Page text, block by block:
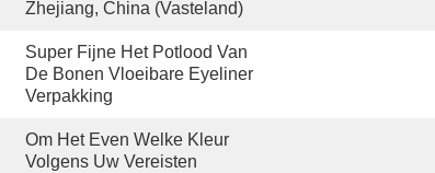
Zhejiang, China (vasteland)
Super Fijne Het Potlood Van
De Bonen Vloeibare Eyeliner
Verpakking
Om Het Even Welke Kleur
Volgens Uw Vereisten